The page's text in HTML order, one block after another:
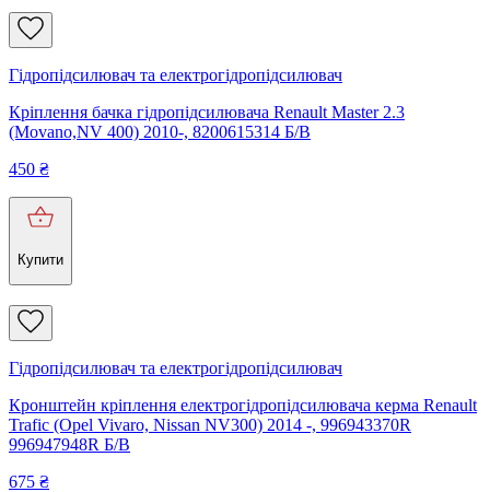
Гідропідсилювач та електрогідропідсилювач
Кріплення бачка гідропідсилювача Renault Master 2.3
(Movano,NV 400) 2010-, 8200615314 Б/В
450 ₴
Купити
Гідропідсилювач та електрогідропідсилювач
Кронштейн кріплення електрогідропідсилювача керма Renault
Trafic (Opel Vivaro, Nissan NV300) 2014 -, 996943370R
996947948R Б/В
675 ₴